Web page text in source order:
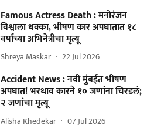
Famous Actress Death : मनोरंजन
विश्वाला धक्का, भीषण कार अपघातात १८
वर्षांच्या अभिनेत्रीचा मृत्यू
Shreya Maskar 22 Jul 2026
Accident News : नवी मुंबईत भीषण
अपघात! भरधाव कारने १० जणांना चिरडलं;
२ जणांचा मृत्यू
Alisha Khedekar 07 Jul 2026